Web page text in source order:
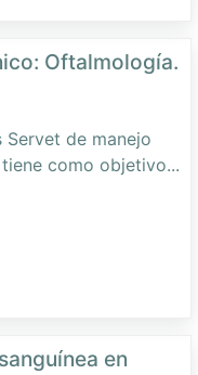
Oftalmología.
Servet de manejo
como objetivo...
en